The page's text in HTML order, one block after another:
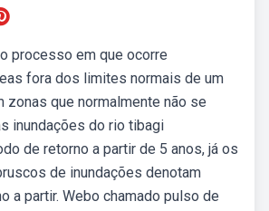
processo em que ocorre
fora dos limites normais de um
zonas que normalmente não se
inundações do rio tibagi
de retorno a partir de 5 anos, já os
de inundações denotam
a partir. Webo chamado pulso de